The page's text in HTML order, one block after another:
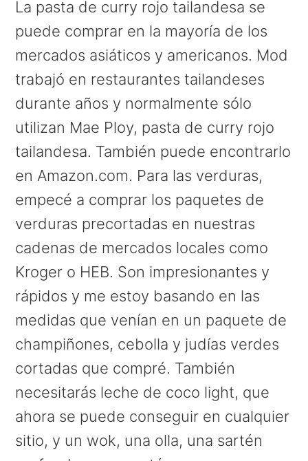
La pasta de curry rojo tailandesa se
puede comprar en la mayoría de los
mercados asiáticos y americanos. Mod
trabajó en restaurantes tailandeses
durante años y normalmente sólo
utilizan Mae Ploy, pasta de curry rojo
tailandesa. También puede encontrarlo
en Amazon.com. Para las verduras,
empecé a comprar los paquetes de
verduras precortadas en nuestras
cadenas de mercados locales como
Kroger o HEB. Son impresionantes y
rápidos y me estoy basando en las
medidas que venían en un paquete de
champiñones, cebolla y judías verdes
cortadas que compré. También
necesitarás leche de coco light, que
ahora se puede conseguir en cualquier
sitio, y un wok, una olla, una sartén